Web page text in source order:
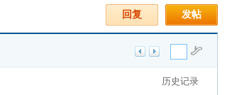
发帖
回复
历史记录